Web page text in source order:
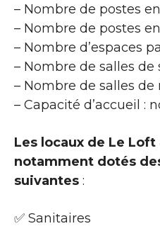
– Nombre de postes
– Nombre de postes
– Nombre d’espaces
– Nombre de salles de
– Nombre de salles de
– Capacité d’accueil :
Les locaux de Le
notamment dotés
suivantes :
✅ Sanitaires